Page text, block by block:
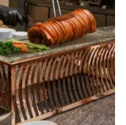
ที่
ผ่าน
มา
ชู
ผล
สำเร็จ
การ